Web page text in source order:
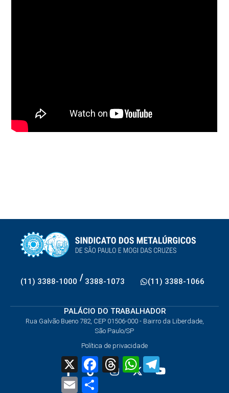
(11) 3388-1000 / 3388-1073 (11) 3388-1066
PALÁCIO DO TRABALHADOR
Rua Galvão Bueno 782, CEP 01506-000 - Bairro da Liberdade,
São Paulo/SP
Política de privacidade
X FacebookThreadsWhatsApp
Email